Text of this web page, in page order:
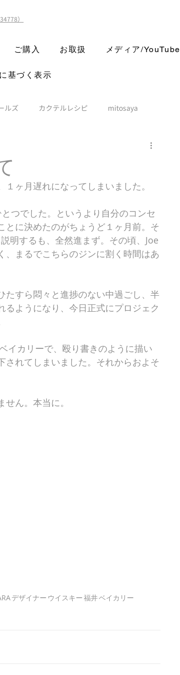
）
ご購入 お取扱 メディア/YouTube
基づく表示
ルズ カクテルレシピ mitosaya
ヶ月遅れになってしまいました。
つでした。というより自分のコンセ
に決めたのがちょうど１ヶ月前。そ
明するも、全然進まず。その頃、Joe
、まるでこちらのジンに割く時間はあ
たすら悶々と進捗のない中過ごし、半
ようになり、今日正式にプロジェク
イカリーで、殴り書きのように描い
れてしまいました。それからおよそ
ん。本当に。
デザイナー ウイスキー福井ベイカリー